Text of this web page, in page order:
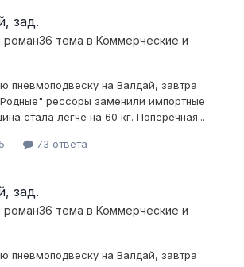
зад.
роман36 тема в Коммерческие и
пневмоподвеску на Валдай, завтра
рессоры заменили импортные
стала легче на 60 кг. Поперечная...
73 ответа
зад.
роман36 тема в Коммерческие и
пневмоподвеску на Валдай, завтра